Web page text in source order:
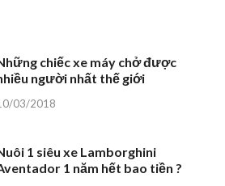
chiếc xe máy chở được
người nhất thế giới
03/2018
1 siêu xe Lamborghini
1 năm hết bao tiền ?